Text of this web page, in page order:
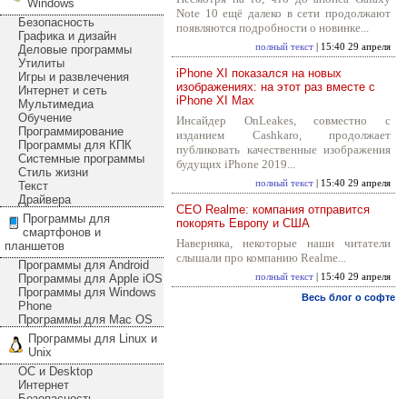
Windows
Безопасность
Графика и дизайн
Деловые программы
Утилиты
Игры и развлечения
Интернет и сеть
Мультимедиа
Обучение
Программирование
Программы для КПК
Системные программы
Стиль жизни
Текст
Драйвера
Программы для
смартфонов и
планшетов
Программы для Android
Программы для Apple iOS
Программы для Windows
Phone
Программы для Mac OS
Программы для Linux и
Unix
ОС и Desktop
Интернет
Note 10 ещё далеко в сети продолжают
появляются подробности о новинке...
полный текст | 15:40 29 апреля
iPhone XI показался на новых
изображениях: на этот раз вместе с
iPhone XI Max
Инсайдер OnLeakes, совместно с
изданием Cashkaro, продолжает
публиковать качественные изображения
будущих iPhone 2019...
полный текст | 15:40 29 апреля
CEO Realme: компания отправится
покорять Европу и США
Наверняка, некоторые наши читатели
слышали про компанию Realme...
полный текст | 15:40 29 апреля
Весь блог о софте